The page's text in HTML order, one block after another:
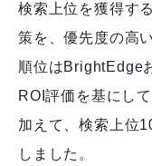
検索上位を獲得す
策を、優先度の高
順位はBrightEdge
ROI評価を基にして
加えて、検索上位
しました。